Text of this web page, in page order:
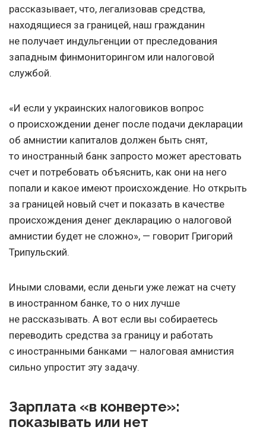
рассказывает, что, легализовав средства,
находящиеся за границей, наш гражданин
не получает индульгенции от преследования
западным финмониторингом или налоговой
службой.
«И если у украинских налоговиков вопрос
о происхождении денег после подачи декларации
об амнистии капиталов должен быть снят,
то иностранный банк запросто может арестовать
счет и потребовать объяснить, как они на него
попали и какое имеют происхождение. Но открыть
за границей новый счет и показать в качестве
происхождения денег декларацию о налоговой
амнистии будет не сложно», — говорит Григорий
Трипульский.
Иными словами, если деньги уже лежат на счету
в иностранном банке, то о них лучше
не рассказывать. А вот если вы собираетесь
переводить средства за границу и работать
с иностранными банками — налоговая амнистия
сильно упростит эту задачу.
Зарплата «в конверте»:
показывать или нет